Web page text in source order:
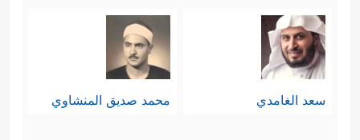
سعد الغامدي محمد صديق المنشاوي